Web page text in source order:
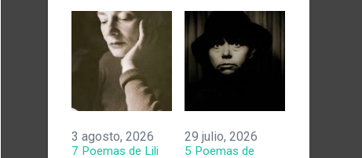
3 agosto, 2026
7 Poemas de Lili
29 julio, 2026
5 Poemas de